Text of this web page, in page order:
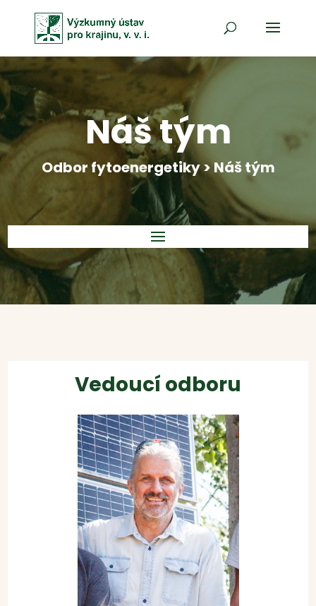
Náš tým
Odbor fytoenergetiky > Náš tým
Vedoucí odboru